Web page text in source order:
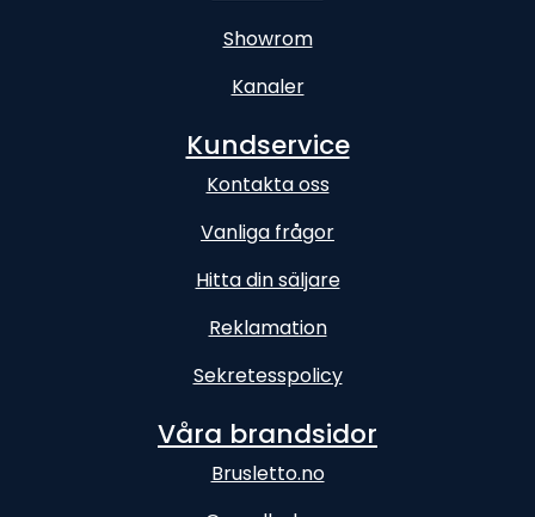
Showrom
Kanaler
Kundservice
Kontakta oss
Vanliga frågor
Hitta din säljare
Reklamation
Sekretesspolicy
Våra brandsidor
Brusletto.no